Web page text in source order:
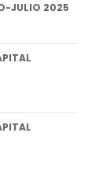
JULIO 2025